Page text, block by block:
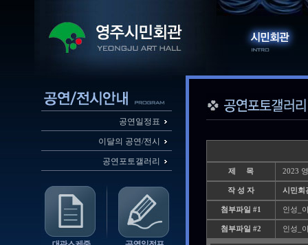
공연일정표
이달의 공연/전시
공연포토갤러리
제 목 2023
작 성 자 시민회
첨부파일 #1 인성_
첨부파일 #2 인성_